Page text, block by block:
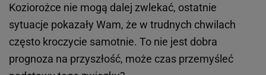
Koziorożce nie mogą dalej zwlekać, ostatnie
sytuacje pokazały Wam, że w trudnych chwilach
często kroczycie samotnie. To nie jest dobra
prognoza na przyszłość, może czas przemyśleć